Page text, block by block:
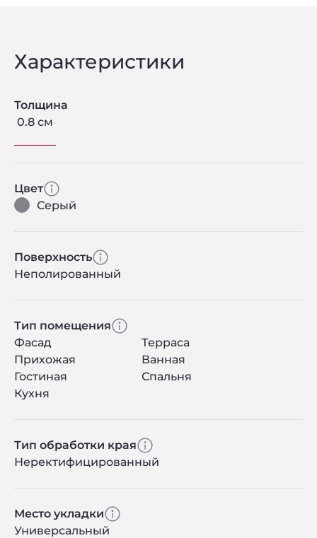
Характеристики
Толщина
0.8 см
Цвет
Серый
Поверхность
Неполированный
Тип помещения
Фасад
Терраса
Прихожая
Ванная
Гостиная
Спальня
Кухня
Тип обработки края
Неректифицированный
Место укладки
Универсальный